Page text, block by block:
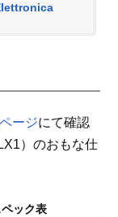
ージにて確認
）のおもな仕
ック表